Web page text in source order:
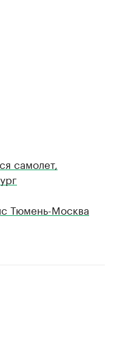
самолет,
Тюмень-Москва